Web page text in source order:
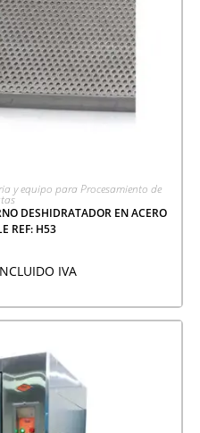
y equipo para Procesamiento de
DESHIDRATADOR EN ACERO
REF: H53
IVA